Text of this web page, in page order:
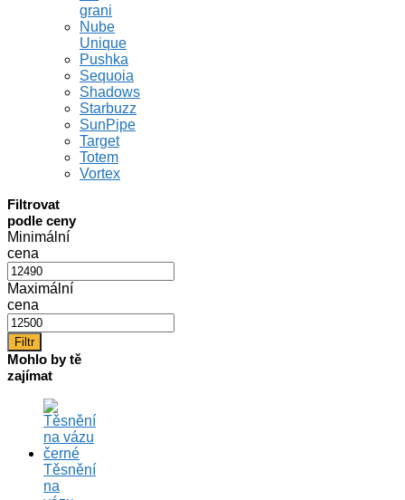
grani
Nube
Unique
Pushka
Sequoia
Shadows
Starbuzz
SunPipe
Target
Totem
Vortex
Filtrovat
podle ceny
Minimální
cena
Maximální
cena
Filtr
Mohlo by tě
zajímat
Těsnění
na